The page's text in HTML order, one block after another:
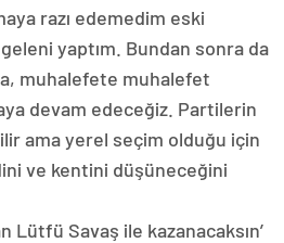
razı edemedim eski
yaptım. Bundan sonra da
muhalefete muhalefet
devam edeceğiz. Partilerin
ama yerel seçim olduğu için
ve kentini düşüneceğini
Lütfü Savaş ile kazanacaksın’